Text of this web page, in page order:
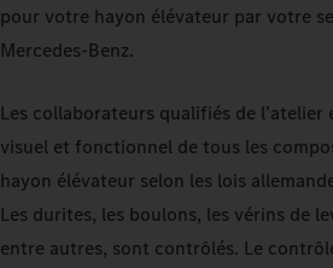
pour votre hayon élévateur par votre
Mercedes-Benz.
Les collaborateurs qualifiés de
visuel et fonctionnel de tous les
hayon élévateur selon les lois
Les durites, les boulons, les vérins de
entre autres, sont contrôlés. Le